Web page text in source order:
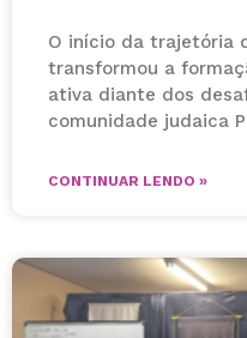
O início da trajetória
transformou a
ativa diante dos
comunidade judaica
CONTINUAR LENDO »